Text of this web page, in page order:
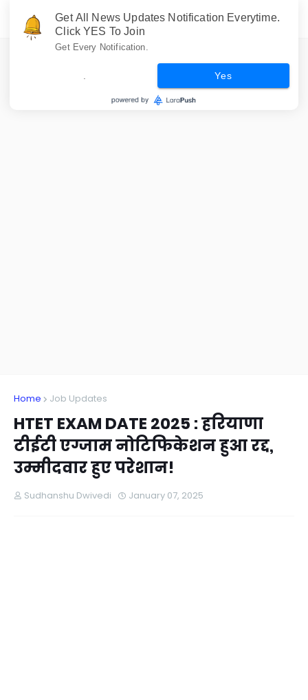
Home Job Updates
HTET EXAM DATE 2025 : हरियाणा
टीईटी एग्जाम नोटिफिकेशन हुआ रद्द,
उम्मीदवार हुए परेशान!
Sudhanshu Dwivedi January 07, 2025
Get All News Updates Notification Everytime.
Click YES To Join
Get Every Notification.
Yes